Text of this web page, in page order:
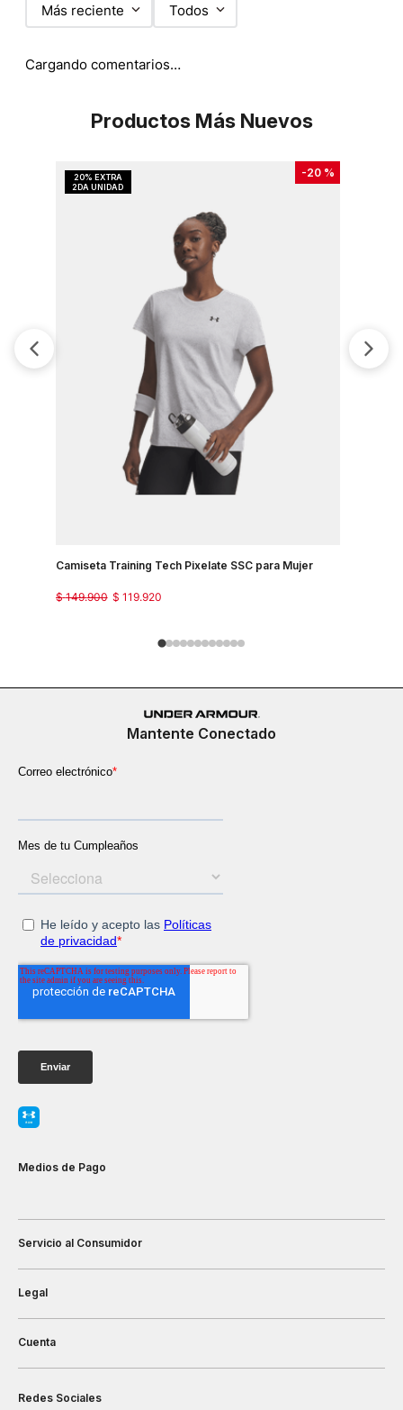
Más reciente Todos
Cargando comentarios…
Productos Más Nuevos
-20 %
Camiseta Training Tech Pixelate SSC para Mujer
$ 119.920
$ 149.900
Mantente Conectado
Medios de Pago
Servicio al Consumidor
Legal
Cuenta
Redes Sociales